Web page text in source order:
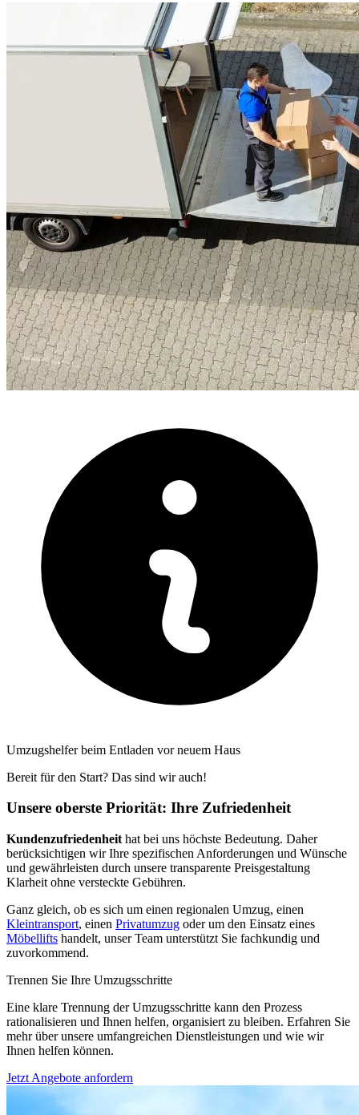
Umzugshelfer beim Entladen vor neuem Haus
Bereit für den Start? Das sind wir auch!
Unsere oberste Priorität: Ihre Zufriedenheit
Kundenzufriedenheit hat bei uns höchste Bedeutung. Daher
berücksichtigen wir Ihre spezifischen Anforderungen und Wünsche
und gewährleisten durch unsere transparente Preisgestaltung
Klarheit ohne versteckte Gebühren.
Ganz gleich, ob es sich um einen regionalen Umzug, einen
Kleintransport, einen Privatumzug oder um den Einsatz eines
Möbellifts handelt, unser Team unterstützt Sie fachkundig und
zuvorkommend.
Trennen Sie Ihre Umzugsschritte
Eine klare Trennung der Umzugsschritte kann den Prozess
rationalisieren und Ihnen helfen, organisiert zu bleiben. Erfahren Sie
mehr über unsere umfangreichen Dienstleistungen und wie wir
Ihnen helfen können.
Jetzt Angebote anfordern